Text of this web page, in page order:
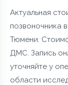
Актуальная
позвоночника
Тюмени.
ДМС. Запись
уточняйте у
области